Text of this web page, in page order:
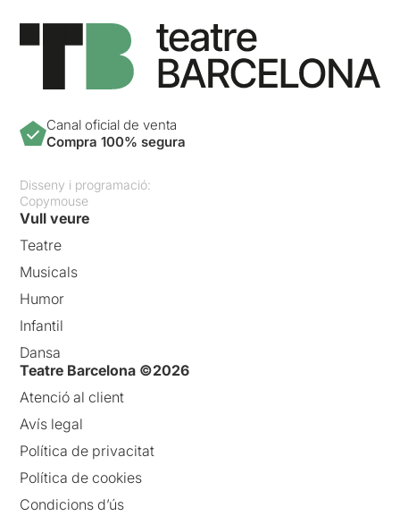
Canal oficial de venta
Compra 100% segura
Disseny i programació:
Copymouse
Vull veure
Teatre
Musicals
Humor
Infantil
Dansa
Teatre Barcelona ©2026
Atenció al client
Avís legal
Política de privacitat
Política de cookies
Condicions d’ús